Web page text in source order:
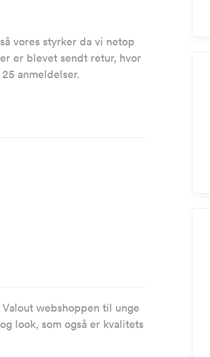
vores styrker da vi netop
er blevet sendt retur, hvor
anmeldelser.
webshoppen til unge
look, som også er kvalitets